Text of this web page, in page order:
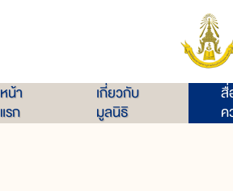
หน้า
แรก
เกี่ยวกับ
มูลนิธิ
สื่
ค